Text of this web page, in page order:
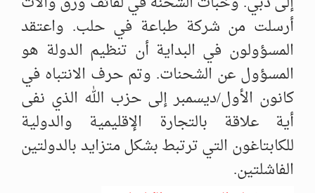
أرسلت من شركة طباعة في حلب. واعتقد
المسؤولون في البداية أن تنظيم الدولة هو
المسؤول عن الشحنات. وتم حرف الانتباه في
كانون الأول/ديسمبر إلى حزب الله الذي نفى
أية علاقة بالتجارة الإقليمية والدولية
للكابتاغون التي ترتبط بشكل متزايد بالدولتين
الفاشلتين.